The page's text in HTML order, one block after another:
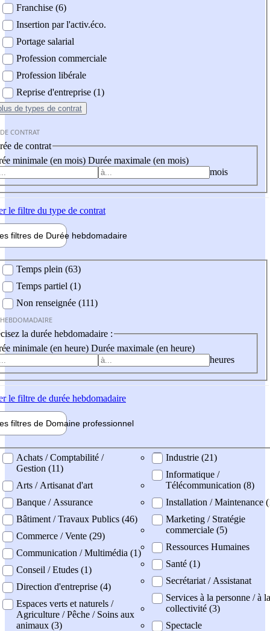
Franchise (6)
Insertion par l'activ.éco.
Portage salarial
Profession commerciale
Profession libérale
Reprise d'entreprise (1)
de types de contrat
CONTRAT
de contrat
minimale (en mois) Durée maximale (en mois)
mois
le filtre du type de contrat
filtres de Durée hebdomadaire
Temps plein (63)
Temps partiel (1)
Non renseignée (111)
la durée hebdomadaire :
minimale (en heure) Durée maximale (en heure)
heures
le filtre de durée hebdomadaire
filtres de Domaine professionnel
professionel
Achats / Comptabilité /
Gestion (11)
Arts / Artisanat d'art
Banque / Assurance
Bâtiment / Travaux Publics (46)
Commerce / Vente (29)
Communication / Multimédia (1)
Conseil / Etudes (1)
Direction d'entreprise (4)
Espaces verts et naturels /
Agriculture / Pêche / Soins aux
animaux (3)
Industrie (21)
Informatique /
Télécommunication (8)
Installation / Maintenance
Marketing / Stratégie
commerciale (5)
Ressources Humaines
Santé (1)
Secrétariat / Assistanat
Services à la personne / à la
collectivité (3)
Spectacle